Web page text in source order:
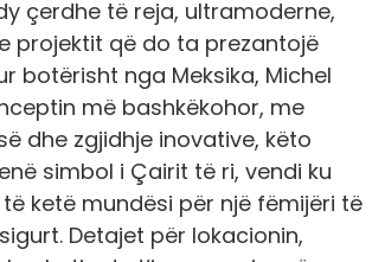
çerdhe të reja, ultramoderne,
projektit që do ta prezantojë
botërisht nga Meksika, Michel
më bashkëkohor, me
dhe zgjidhje inovative, këto
simbol i Çairit të ri, vendi ku
ketë mundësi për një fëmijëri të
Detajet për lokacionin,